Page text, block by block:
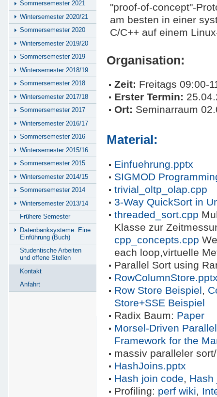
"proof-of-concept"-
am besten in einer
C/C++ auf einem
Organisation:
Zeit: Freitags 09:00-
Erster Termin:
Ort: Seminarraum
Material:
Einfuehrung.pptx
SIGMOD
trivial_oltp_olap.cpp
3-Way QuickSort in
threaded_sort.cpp
Klasse zur
cpp_concepts.cpp
each loop,virtuelle
Parallel Sort using
Row Store Beispiel,
Store+SSE Beispiel
Radix Baum: Paper
Morsel-Driven
Framework for the
massiv paralleler
HashJoins.pptx
Hash join code, Hash
Profiling: perf wiki,
Sommersemester 2021
Wintersemester 2020/21
Sommersemester 2020
Wintersemester 2019/20
Sommersemester 2019
Wintersemester 2018/19
Sommersemester 2018
Wintersemester 2017/18
Sommersemester 2017
Wintersemester 2016/17
Sommersemester 2016
Wintersemester 2015/16
Sommersemester 2015
Wintersemester 2014/15
Sommersemester 2014
Wintersemester 2013/14
Frühere Semester
Datenbanksysteme: Eine
Einführung (Buch)
Studentische Arbeiten
und offene Stellen
Kontakt
Anfahrt